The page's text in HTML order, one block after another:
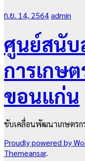
ก.ย. 14, 2564admin
ศูนย์สนับ
การเกษ
ขอนแก่น
ขับเคลื่อนพัฒนาเกษตรก
Proudly powered by
Themeansar.